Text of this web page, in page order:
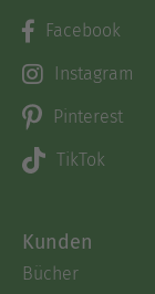
Facebook
Instagram
Pinterest
TikTok
Kunden
Bücher